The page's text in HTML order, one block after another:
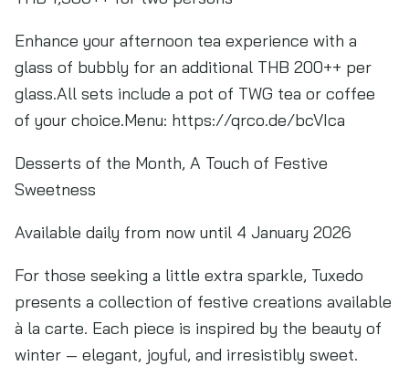
Enhance your afternoon tea experience with a
glass of bubbly for an additional THB 200++ per
glass.All sets include a pot of TWG tea or coffee
of your choice.Menu: https://qrco.de/bcVIca
Desserts of the Month, A Touch of Festive
Sweetness
Available daily from now until 4 January 2026
For those seeking a little extra sparkle, Tuxedo
presents a collection of festive creations available
à la carte. Each piece is inspired by the beauty of
winter — elegant, joyful, and irresistibly sweet.